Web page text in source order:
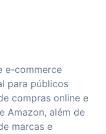
e-commerce
para públicos
compras online e
Amazon, além de
marcas e